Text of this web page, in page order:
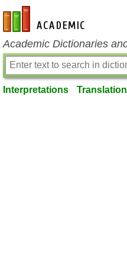
en-academic.com
Academic Dictionaries
Interpretations